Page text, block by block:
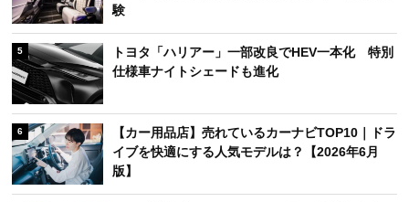
験
5
トヨタ「ハリアー」一部改良でHEV一本化 特別
仕様車ナイトシェードも進化
6
【カー用品店】売れているカーナビTOP10｜ドラ
イブを快適にする人気モデルは？【2026年6月
版】